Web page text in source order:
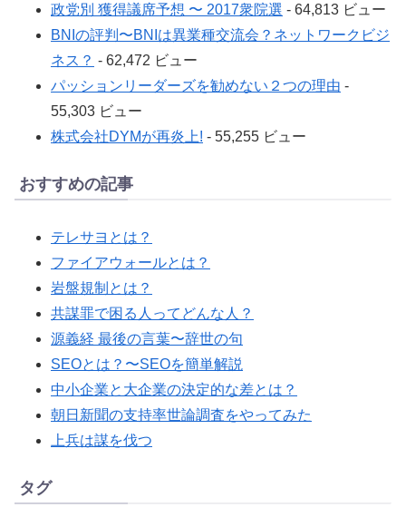
政党別 獲得議席予想 〜 2017衆院選 - 64,813 ビュー
BNIの評判〜BNIは異業種交流会？ネットワークビジ
ネス？ - 62,472 ビュー
パッションリーダーズを勧めない２つの理由 -
55,303 ビュー
株式会社DYMが再炎上! - 55,255 ビュー
おすすめの記事
テレサヨとは？
ファイアウォールとは？
岩盤規制とは？
共謀罪で困る人ってどんな人？
源義経 最後の言葉〜辞世の句
SEOとは？〜SEOを簡単解説
中小企業と大企業の決定的な差とは？
朝日新聞の支持率世論調査をやってみた
上兵は謀を伐つ
タグ